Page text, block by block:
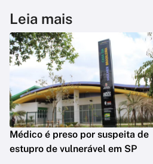
Leia mais
Médico é preso por suspeita de
estupro de vulnerável em SP